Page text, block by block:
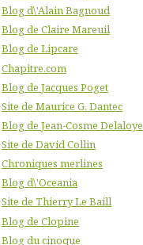
Blog d\'Alain Bagnoud
Blog de Claire Mareuil
Blog de Lipcare
Chapitre.com
Blog de Jacques Poget
Site de Maurice G. Dantec
Blog de Jean-Cosme Delaloye
Site de David Collin
Chroniques merlines
Blog d\'Oceania
Site de Thierry Le Baill
Blog de Clopine
Blog du cinoque